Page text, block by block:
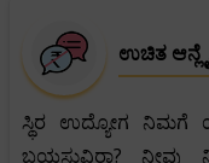
ಉಚಿತ
ಸ್ಥಿರ ಉದ್ಯೋಗ ನಿಮಗೆ
ಬಯಸುವಿರಾ? ನೀವು